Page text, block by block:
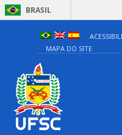
BRASIL
MAPA DO SITE